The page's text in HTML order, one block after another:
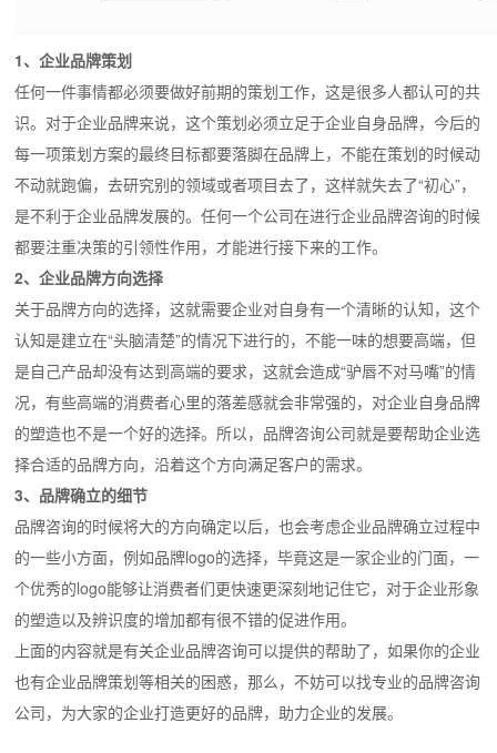
1、企业品牌策划
任何一件事情都必须要做好前期的策划工作，这是很多人都认可的共
识。对于企业品牌来说，这个策划必须立足于企业自身品牌，今后的
每一项策划方案的最终目标都要落脚在品牌上，不能在策划的时候动
不动就跑偏，去研究别的领域或者项目去了，这样就失去了“初心”，
是不利于企业品牌发展的。任何一个公司在进行企业品牌咨询的时候
都要注重决策的引领性作用，才能进行接下来的工作。
2、企业品牌方向选择
关于品牌方向的选择，这就需要企业对自身有一个清晰的认知，这个
认知是建立在“头脑清楚”的情况下进行的，不能一味的想要高端，但
是自己产品却没有达到高端的要求，这就会造成“驴唇不对马嘴”的情
况，有些高端的消费者心里的落差感就会非常强的，对企业自身品牌
的塑造也不是一个好的选择。所以，品牌咨询公司就是要帮助企业选
择合适的品牌方向，沿着这个方向满足客户的需求。
3、品牌确立的细节
品牌咨询的时候将大的方向确定以后，也会考虑企业品牌确立过程中
的一些小方面，例如品牌logo的选择，毕竟这是一家企业的门面，一
个优秀的logo能够让消费者们更快速更深刻地记住它，对于企业形象
的塑造以及辨识度的增加都有很不错的促进作用。
上面的内容就是有关企业品牌咨询可以提供的帮助了，如果你的企业
也有企业品牌策划等相关的困惑，那么，不妨可以找专业的品牌咨询
公司，为大家的企业打造更好的品牌，助力企业的发展。